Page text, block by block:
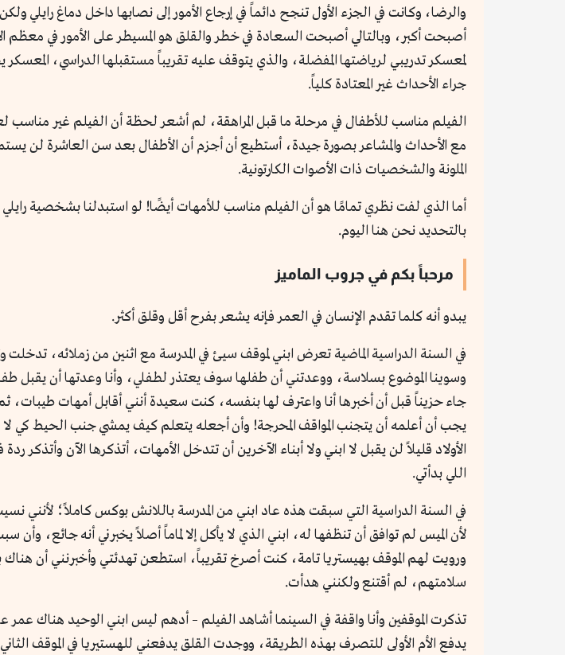
والرضا، وكانت في الجزء الأول تنجح دائماً في إرجاع الأمور إلى نصابها داخل دماغ رايلي
أصبحت أكبر، وبالتالي أصبحت السعادة في خطر والقلق هو المسيطر على الأمور في
لمعسكر تدريبي لرياضتها المفضلة، والذي يتوقف عليه تقريباً مستقبلها الدراسي،
جراء الأحداث غير المعتادة كلياً.
الفيلم مناسب للأطفال في مرحلة ما قبل المراهقة، لم أشعر لحظة أن الفيلم غير
مع الأحداث والمشاعر بصورة جيدة، أستطيع أن أجزم أن الأطفال بعد سن العاشرة لن
الملونة والشخصيات ذات الأصوات الكارتونية.
أما الذي لفت نظري تمامًا هو أن الفيلم مناسب للأمهات أيضًا! لو استبدلنا بشخصية رايلي
بالتحديد نحن هنا اليوم.
مرحباً بكم في جروب الماميز
يبدو أنه كلما تقدم الإنسان في العمر فإنه يشعر بفرح أقل وقلق أكثر.
في السنة الدراسية الماضية تعرض ابني لموقف سيئ في المدرسة مع اثنين من زملائه،
وسوينا الموضوع بسلاسة، ووعدتني أن طفلها سوف يعتذر لطفلي، وأنا وعدتها أن يقبل
جاء حزيناً قبل أن أخبرها أنا واعترف لها بنفسه، كنت سعيدة أنني أقابل أمهات طيبات،
يجب أن أعلمه أن يتجنب المواقف المحرجة! وأن أجعله يتعلم كيف يمشي جنب الحيط كي
الأولاد قليلاً لن يقبل لا ابني ولا أبناء الآخرين أن تتدخل الأمهات، أتذكرها الآن وأتذكر
اللي بدأتي.
في السنة الدراسية التي سبقت هذه عاد ابني من المدرسة باللانش بوكس كاملاً؛ لأنني
لأن الميس لم توافق أن تنظفها له، ابني الذي لا يأكل إلا لماماً أصلاً يخبرني أنه جائع،
ورويت لهم الموقف بهيستريا تامة، كنت أصرخ تقريباً، استطعن تهدئتي وأخبرنني أن هناك
سلامتهم، لم أقتنع ولكنني هدأت.
تذكرت الموقفين وأنا واقفة في السينما أشاهد الفيلم – أدهم ليس ابني الوحيد هناك
يدفع الأم الأولى للتصرف بهذه الطريقة، ووجدت القلق يدفعني للهستيريا في الموقف